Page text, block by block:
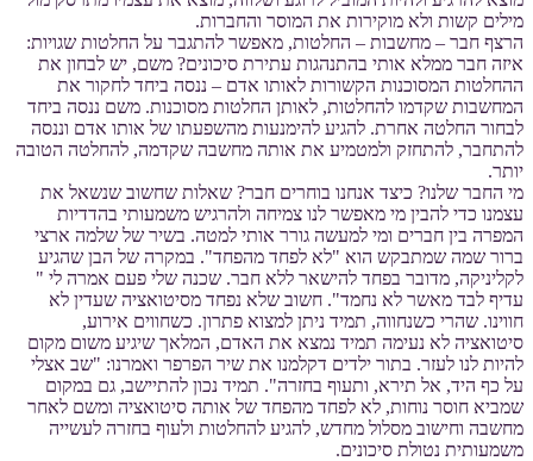
מילים קשות ולא מוקירות את המוסר והחברות.
הרצף חבר – מחשבות – החלטות, מאפשר להתגבר על החלטות שגויות:
איזה חבר ממלא אותי בהתנהגות עתירת סיכונים? משם, יש לבחון את
ההחלטות המסוכנות הקשורות לאותו אדם – ננסה ביחד לחקור את
המחשבות שקדמו להחלטות, לאותן החלטות מסוכנות. משם ננסה ביחד
לבחור החלטה אחרת. להגיע להימנעות מהשפעתו של אותו אדם וננסה
להתחבר, להתחזק ולמטמיע את אותה מחשבה שקדמה, להחלטה הטובה
יותר.
מי החבר שלנו? כיצד אנחנו בוחרים חבר? שאלות שחשוב שנשאל את
עצמנו כדי להבין מי מאפשר לנו צמיחה ולהרגיש משמעותי בהדדיות
המפרה בין חברים ומי למעשה גורר אותי למטה. בשיר של שלמה ארצי
ברור שמה שמתבקש הוא "לא לפחד מהפחד". במקרה של הבן שהגיע
לקליניקה, מדובר בפחד להישאר ללא חבר. שכנה שלי פעם אמרה לי "
עדיף לבד מאשר לא נחמד". חשוב שלא נפחד מסיטואציה שעדין לא
חווינו. שהרי כשנחווה, תמיד ניתן למצוא פתרון. כשחווים אירוע,
סיטואציה לא נעימה תמיד נמצא את האדם, המלאך שיגיע משום מקום
להיות לנו לעזר. בתור ילדים דקלמנו את שיר הפרפר ואמרנו: "שב אצלי
על כף היד, אל תירא, ותעוף בחזרה". תמיד נכון להתיישב, גם במקום
שמביא חוסר נוחות, לא לפחד מהפחד של אותה סיטואציה ומשם לאחר
מחשבה וחישוב מסלול מחדש, להגיע להחלטות ולעוף בחזרה לעשייה
משמעותית נטולת סיכונים.